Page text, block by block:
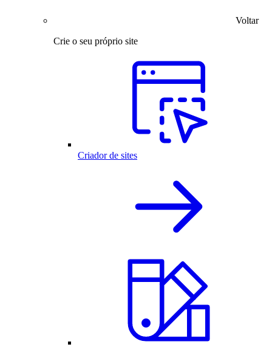
Voltar
Crie o seu próprio site
Criador de sites